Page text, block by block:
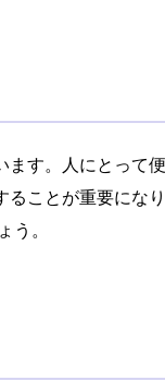
す。人にとって
ことが重要にな
う。